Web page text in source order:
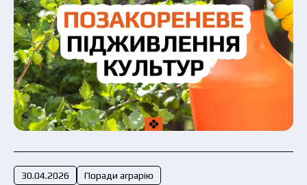
30.04.2026 Поради аграрію
Ви ознайомилися та погоджуєтеся з політикою
захисту персональних даних.
Подати заявку зараз